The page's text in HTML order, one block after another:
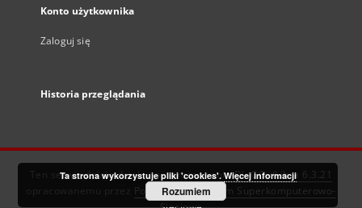
Konto użytkownika
Zaloguj się
Historia przeglądania
Ten serwis działa dzięki oprogramowaniuDInGO dLibra 6.3.21
Poznańskie Centrum Superkomputerowo-
Ta strona wykorzystuje pliki 'cookies'. Więcej informacji
Rozumiem